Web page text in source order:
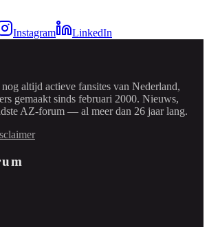
Instagram LinkedIn
altijd actieve fansites van Nederland,
gemaakt sinds februari 2000. Nieuws,
AZ-forum — al meer dan 26 jaar lang.